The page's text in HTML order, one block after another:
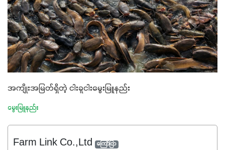
အကျိုးအမြတ်ရှိတဲ့ ငါးခူငါးမွေးမြူနည်း
မွေးမြူနည်း
Farm Link Co.,Ltd ကြော်ငြာ